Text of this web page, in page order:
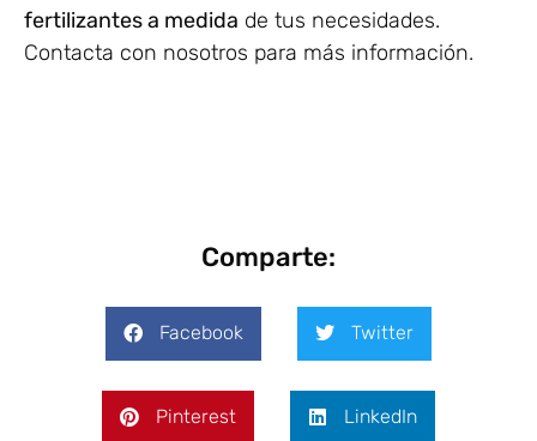
fertilizantes a medida de tus necesidades.
Contacta con nosotros para más información.
Comparte:
Facebook Twitter
Pinterest LinkedIn